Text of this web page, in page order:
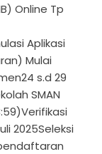
Online Tp
Aplikasi
Mulai
s.d 29
SMAN
2025Seleksi